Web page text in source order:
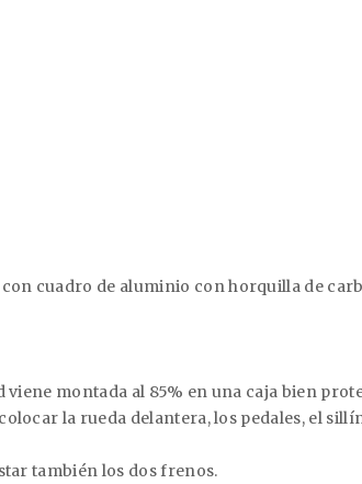
cuadro de aluminio con horquilla de
montada al 85% en una caja bien
la rueda delantera, los pedales, el
también los dos frenos.